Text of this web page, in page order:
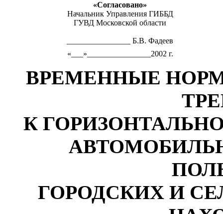
«Согласовано»
Начальник Управления ГИББД
ГУВД Московской области
________________ Б.В. Фадеев
«___»________________2002 г.
ВРЕМЕННЫЕ
К
ГОРОДСКИХ И